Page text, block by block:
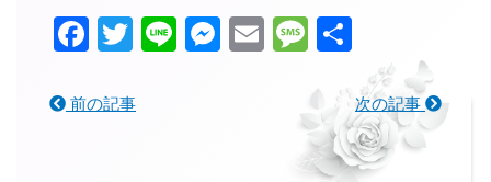
Facebook
Twitter
LineMessenger
EmailMessage
有
前の記事 次の記事